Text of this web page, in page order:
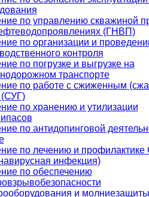
по управлению скважиной
(ГНВП)
по организации и
контроля
по погрузке и выгрузке на
транспорте
по работе с сжиженным
(СУГ)
по хранению и утилизации
по антидопинговой
по лечению и профилактике
инфекция)
по обеспечению
и